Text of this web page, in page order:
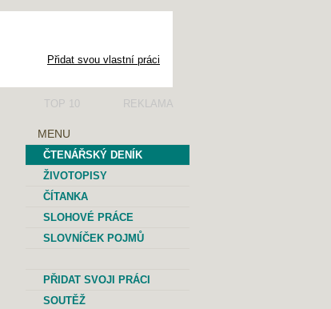
Přidat svou vlastní práci
TOP 10 REKLAMA
MENU
ČTENÁŘSKÝ DENÍK
ŽIVOTOPISY
ČÍTANKA
SLOHOVÉ PRÁCE
SLOVNÍČEK POJMŮ
PŘIDAT SVOJI PRÁCI
SOUTĚŽ